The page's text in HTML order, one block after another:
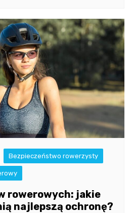
Bezpieczeństwo rowerzysty
rowerowych: jakie
najlepszą ochronę?